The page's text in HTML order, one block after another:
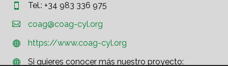

 Tel.: +34 983 336 975

 coag@coag-cyl.org

 https://www.coag-cyl.org

 Si quieres conocer más nuestro proyecto: